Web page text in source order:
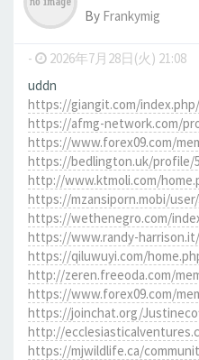
By Frankymig
- 2026年7月28日(火) 21:08
uddn
https://giangit.com/
https://afmg-network.com/
https://www.forex09.com/
https://bedlington.uk/profile/
http://www.ktmoli.com/
https://mzansiporn.mobi/
https://wethenegro.com/
https://www.randy-harrison.it/
https://qiluwuyi.com/
http://zeren.freeoda.com/
https://www.forex09.com/
https://joinchat.org/
http://
https://mjwildlife.ca/